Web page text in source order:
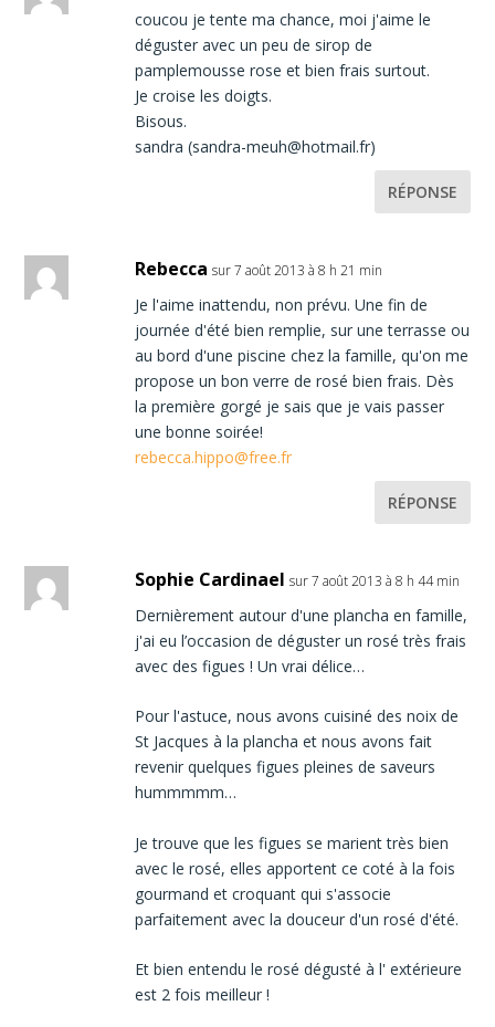
coucou je tente ma chance, moi j'aime le
déguster avec un peu de sirop de
pamplemousse rose et bien frais surtout.
Je croise les doigts.
Bisous.
sandra (sandra-meuh@hotmail.fr)
RÉPONSE
Rebecca sur 7 août 2013 à 8 h 21 min
Je l'aime inattendu, non prévu. Une fin de
journée d'été bien remplie, sur une terrasse ou
au bord d'une piscine chez la famille, qu'on me
propose un bon verre de rosé bien frais. Dès
la première gorgé je sais que je vais passer
une bonne soirée!
rebecca.hippo@free.fr
RÉPONSE
Sophie Cardinael sur 7 août 2013 à 8 h 44 min
Dernièrement autour d'une plancha en famille,
j'ai eu l’occasion de déguster un rosé très frais
avec des figues ! Un vrai délice…
Pour l'astuce, nous avons cuisiné des noix de
St Jacques à la plancha et nous avons fait
revenir quelques figues pleines de saveurs
hummmmm…
Je trouve que les figues se marient très bien
avec le rosé, elles apportent ce coté à la fois
gourmand et croquant qui s'associe
parfaitement avec la douceur d'un rosé d'été.
Et bien entendu le rosé dégusté à l' extérieure
est 2 fois meilleur !